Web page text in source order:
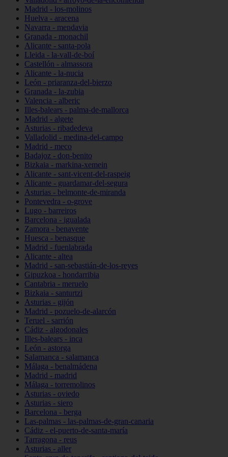
Madrid - los-molinos
Huelva - aracena
Navarra - mendavia
Granada - monachil
Alicante - santa-pola
Lleida - la-vall-de-boí
Castellón - almassora
Alicante - la-nucia
León - priaranza-del-bierzo
Granada - la-zubia
Valencia - alberic
Illes-balears - palma-de-mallorca
Madrid - algete
Asturias - ribadedeva
Valladolid - medina-del-campo
Madrid - meco
Badajoz - don-benito
Bizkaia - markina-xemein
Alicante - sant-vicent-del-raspeig
Alicante - guardamar-del-segura
Asturias - belmonte-de-miranda
Pontevedra - o-grove
Lugo - barreiros
Barcelona - igualada
Zamora - benavente
Huesca - benasque
Madrid - fuenlabrada
Alicante - altea
Madrid - san-sebastián-de-los-reyes
Gipuzkoa - hondarribia
Cantabria - meruelo
Bizkaia - santurtzi
Asturias - gijón
Madrid - pozuelo-de-alarcón
Teruel - sarrión
Cádiz - algodonales
Illes-balears - inca
León - astorga
Salamanca - salamanca
Málaga - benalmádena
Madrid - madrid
Málaga - torremolinos
Asturias - oviedo
Asturias - siero
Barcelona - berga
Las-palmas - las-palmas-de-gran-canaria
Cádiz - el-puerto-de-santa-maría
Tarragona - reus
Asturias - aller